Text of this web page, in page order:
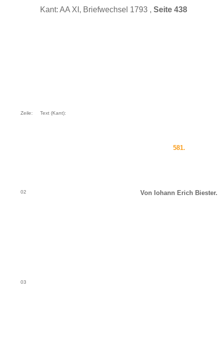
Kant: AA XI, Briefwechsel 1793 , Seite 438
Zeile: Text (Kant):
581.
02 Von Iohann Erich Biester.
03